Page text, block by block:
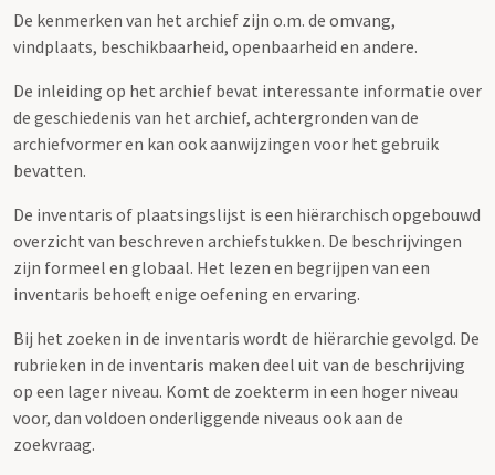
De kenmerken van het archief zijn o.m. de omvang,
vindplaats, beschikbaarheid, openbaarheid en andere.
De inleiding op het archief bevat interessante informatie over
de geschiedenis van het archief, achtergronden van de
archiefvormer en kan ook aanwijzingen voor het gebruik
bevatten.
De inventaris of plaatsingslijst is een hiërarchisch opgebouwd
overzicht van beschreven archiefstukken. De beschrijvingen
zijn formeel en globaal. Het lezen en begrijpen van een
inventaris behoeft enige oefening en ervaring.
Bij het zoeken in de inventaris wordt de hiërarchie gevolgd. De
rubrieken in de inventaris maken deel uit van de beschrijving
op een lager niveau. Komt de zoekterm in een hoger niveau
voor, dan voldoen onderliggende niveaus ook aan de
zoekvraag.